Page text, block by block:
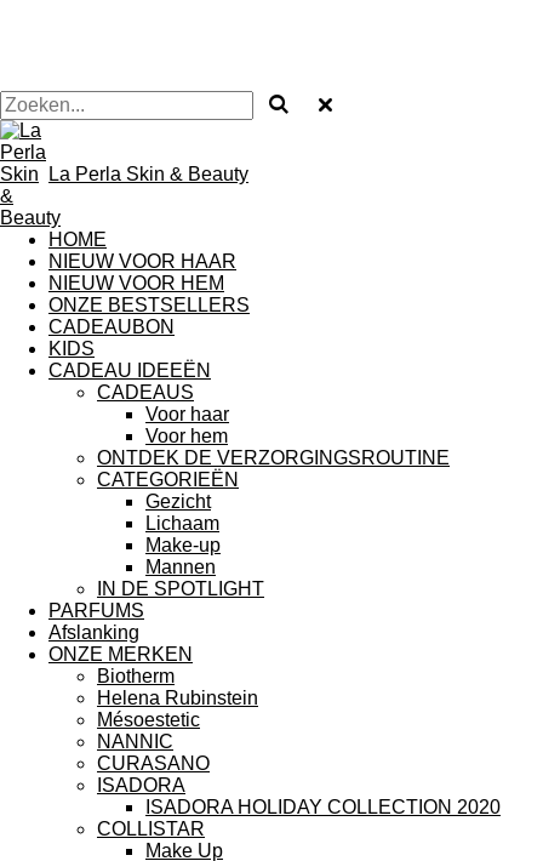
La Perla Skin & Beauty
HOME
NIEUW VOOR HAAR
NIEUW VOOR HEM
ONZE BESTSELLERS
CADEAUBON
KIDS
CADEAU IDEEËN
CADEAUS
Voor haar
Voor hem
ONTDEK DE VERZORGINGSROUTINE
CATEGORIEËN
Gezicht
Lichaam
Make-up
Mannen
IN DE SPOTLIGHT
PARFUMS
Afslanking
ONZE MERKEN
Biotherm
Helena Rubinstein
Mésoestetic
NANNIC
CURASANO
ISADORA
ISADORA HOLIDAY COLLECTION 2020
COLLISTAR
Make Up